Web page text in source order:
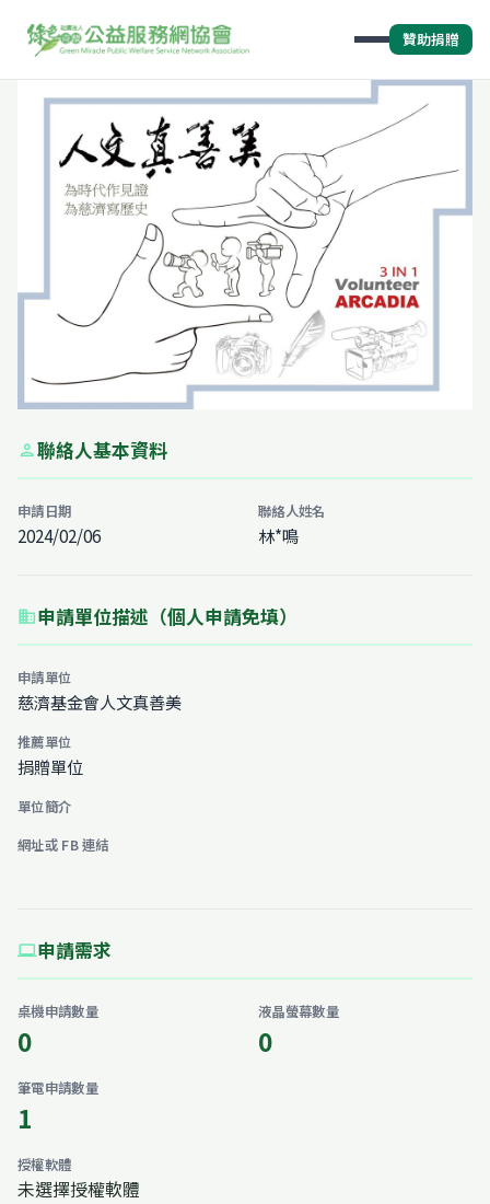
贊助捐贈
person聯絡人基本資料
申請日期
2024/02/06
聯絡人姓名
林*鳴
business申請單位描述（個人申請免填）
申請單位
慈濟基金會人文真善美
推薦單位
捐贈單位
單位簡介
網址或 FB 連結
computer申請需求
桌機申請數量
0
液晶螢幕數量
0
筆電申請數量
1
授權軟體
未選擇授權軟體